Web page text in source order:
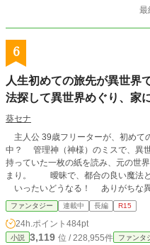
最
6
人生初めての旅先が異世
法探して異世界めぐり、家
葵セナ
主人公 39歳フリーターが、初めて
中？ 管理神（神様）のミスで、異
持っていた一枚の紙を読み、元の世
まり。 曖昧で、都合の良い魔法とスキルでを使い、異世界での冒険旅行？
いったいどうなる！ ありがちな異世界物語と思いますが、暖かい目で見て
やってください。 初めての作品なので誤字 脱字などおかしな所が出て来るか
と思いますが、御容赦ください。(気が付け
も何処かで見たことあるような、似
すがどうか御容赦ください。よろし
ファンタジー 連載中 長編 R15
24h.ポイント 484pt
小説 3,119 位 / 228,955件 ファンタ